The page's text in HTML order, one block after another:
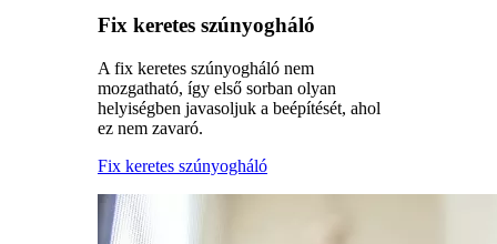
Fix keretes szúnyogháló
A fix keretes szúnyogháló nem
mozgatható, így első sorban olyan
helyiségben javasoljuk a beépítését, ahol
ez nem zavaró.
Fix keretes szúnyogháló